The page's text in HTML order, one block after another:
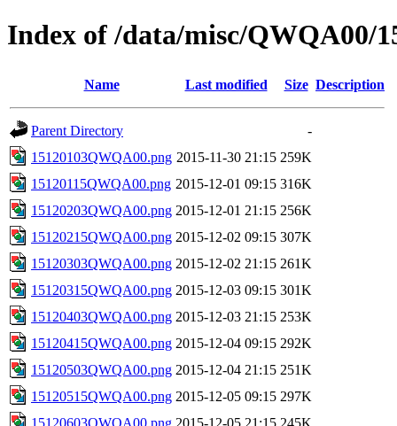
Index of /data/misc/QWQA00/
Name Last modified Size Description
Parent Directory
-
15120103QWQA00.png 2015-11-30 21:15 259K
15120115QWQA00.png 2015-12-01 09:15 316K
15120203QWQA00.png 2015-12-01 21:15 256K
15120215QWQA00.png 2015-12-02 09:15 307K
15120303QWQA00.png 2015-12-02 21:15 261K
15120315QWQA00.png 2015-12-03 09:15 301K
15120403QWQA00.png 2015-12-03 21:15 253K
15120415QWQA00.png 2015-12-04 09:15 292K
15120503QWQA00.png 2015-12-04 21:15 251K
15120515QWQA00.png 2015-12-05 09:15 297K
15120603QWQA00.png 2015-12-05 21:15 245K